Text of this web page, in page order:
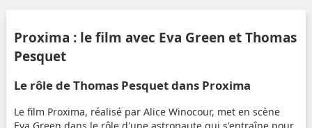
Proxima : le film avec Eva Green et Thomas
Pesquet
Le rôle de Thomas Pesquet dans Proxima
Le film Proxima, réalisé par Alice Winocour, met en scène
Support Ukraine
Share this widget
📌